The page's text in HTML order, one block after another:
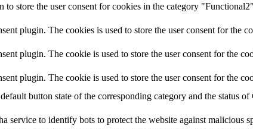
store the user consent for cookies in the category
plugin. The cookies is used to store the user consent for the
plugin. The cookie is used to store the user consent for the
plugin. The cookie is used to store the user consent for the
button state of the corresponding category and the
service to identify bots to protect the website against malicious